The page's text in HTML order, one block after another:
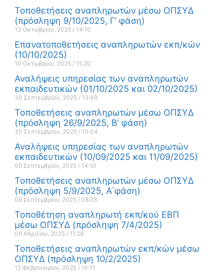
Τοποθετήσεις αναπληρωτών μέσω ΟΠΣΥΔ
(πρόσληψη 9/10/2025, Γ’ φάση)
13 Οκτωβρίου, 2025 14:10
Επανατοποθετήσεις αναπληρωτών εκπ/κών
(10/10/2025)
10 Οκτωβρίου, 2025 15:20
Αναλήψεις υπηρεσίας των αναπληρωτών
εκπαιδευτικών (01/10/2025 και 02/10/2025)
30 Σεπτεμβρίου, 2025 13:49
Τοποθετήσεις αναπληρωτών μέσω ΟΠΣΥΔ
(πρόσληψη 26/9/2025, Β’ φάση)
30 Σεπτεμβρίου, 2025 10:04
Αναλήψεις υπηρεσίας των αναπληρωτών
εκπαιδευτικών (10/09/2025 και 11/09/2025)
09 Σεπτεμβρίου, 2025 14:10
Τοποθετήσεις αναπληρωτών μέσω ΟΠΣΥΔ
(πρόσληψη 5/9/2025, Α΄φάση)
09 Σεπτεμβρίου, 2025 08:23
Τοποθέτηση αναπληρωτή εκπ/κού ΕΒΠ
μέσω ΟΠΣΥΔ (πρόσληψη 7/4/2025)
09 Απριλίου, 2025 11:26
Τοποθετήσεις αναπληρωτών εκπ/κών μέσω
ΟΠΣΥΔ (πρόσληψη 10/2/2025)
12 Φεβρουαρίου, 2025 10:11